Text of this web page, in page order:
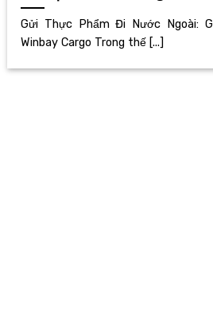
Gửi Thực Phẩm Đi Nước Ngoài:
Winbay Cargo Trong thế [...]